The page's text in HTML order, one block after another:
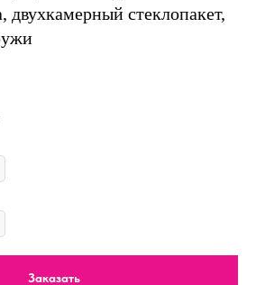
стеклопакет,
Заказать